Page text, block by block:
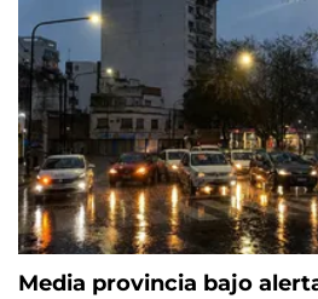
Media provincia bajo